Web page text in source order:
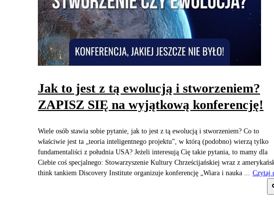
Jak to jest z tą ewolucją i stworzeniem?
ZAPISZ SIĘ na wyjątkową konferencję!
Wiele osób stawia sobie pytanie, jak to jest z tą ewolucją i stworzeniem? Co to
właściwie jest ta „teoria inteligentnego projektu”, w którą (podobno) wierzą tylko
fundamentaliści z południa USA? Jeżeli interesują Cię takie pytania, to mamy dla
Ciebie coś specjalnego: Stowarzyszenie Kultury Chrześcijańskiej wraz z
think tankiem Discovery Institute organizuje konferencję „Wiara i nauka ...
Czytaj